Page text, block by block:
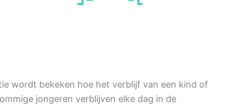
wordt bekeken hoe het verblijf van een kind of
jongeren verblijven elke dag in de